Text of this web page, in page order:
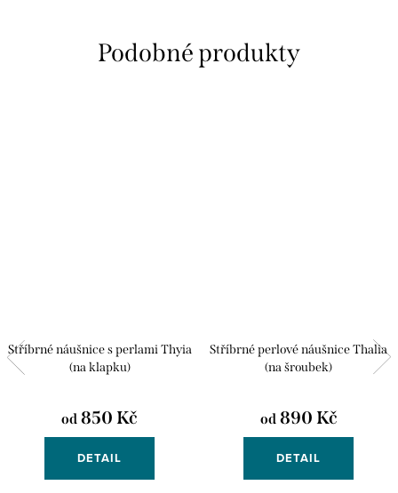
Stříbrné náušnice s perlami Thyia
(na klapku)
od 850 Kč
DETAIL
Stříbrné perlové náušnice Thalia
(na šroubek)
od890 Kč
DETAIL